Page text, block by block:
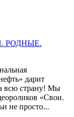
РОДНЫЕ.
дарит
всю страну! Мы
«Свои.
не просто...